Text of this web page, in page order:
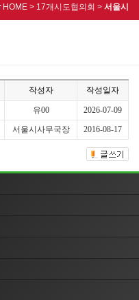
HOME > 17개시도협의회 > 서울시
작성자 작성일자
유00
2026-07-09
서울시사무국장 2016-08-17